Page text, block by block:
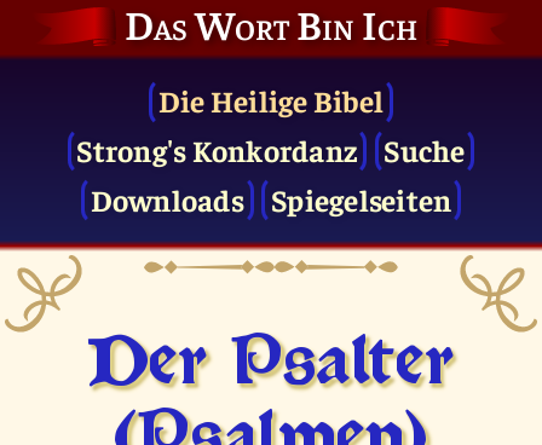
Das Wort Bin Ich
Die Heilige Bibel
Strong's Konkordanz
Suche
Downloads
Spiegelseiten
Der Psalter